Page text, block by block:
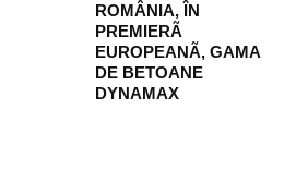
ROMÂNIA, ÎN
PREMIERÃ
EUROPEANÃ, GAMA
DE BETOANE
DYNAMAX